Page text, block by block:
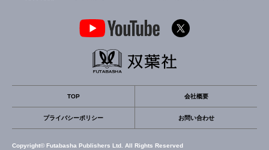
TOP 会社概要
プライバシーポリシー お問い合わせ
Copyright© Futabasha Publishers Ltd. All Rights Reserved